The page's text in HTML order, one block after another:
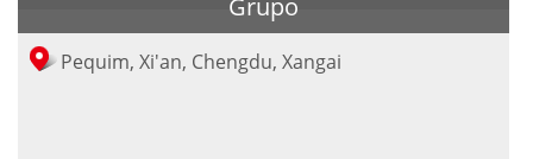
Pequim, Xi'an, Chengdu, Xangai